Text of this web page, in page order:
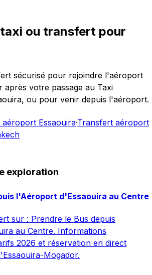
ou transfert pour
sécurisé pour rejoindre l'aéroport
après votre passage au Taxi
ou pour venir depuis l'aéroport.
Essaouira·Transfert aéroport
exploration
l'Aéroport d'Essaouira au Centre
sur : Prendre le Bus depuis
au Centre. Informations
2026 et réservation en direct
Mogador.